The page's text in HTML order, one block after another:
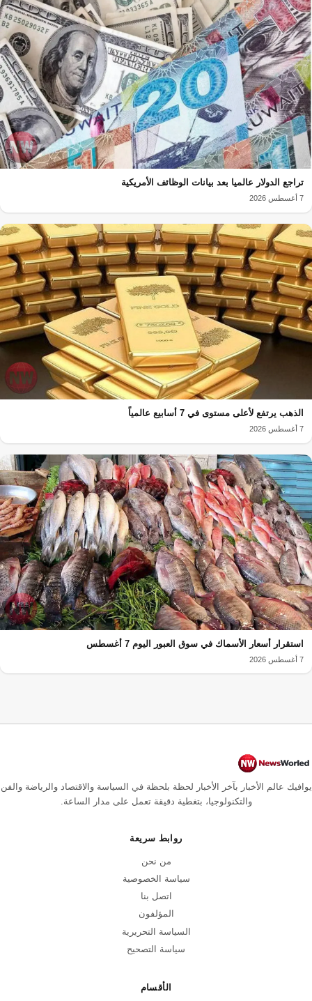
تراجع الدولار عالميا بعد بيانات الوظائف الأمريكية
7 أغسطس 2026
الذهب يرتفع لأعلى مستوى في 7 أسابيع عالمياً
7 أغسطس 2026
استقرار أسعار الأسماك في سوق العبور اليوم 7 أغسطس
7 أغسطس 2026
يوافيك عالم الأخبار بآخر الأخبار لحظة بلحظة في السياسة والاقتصاد والرياضة والفن
والتكنولوجيا، بتغطية دقيقة تعمل على مدار الساعة.
روابط سريعة
من نحن
سياسة الخصوصية
اتصل بنا
المؤلفون
السياسة التحريرية
سياسة التصحيح
الأقسام